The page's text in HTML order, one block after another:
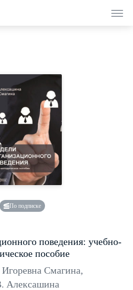
По подписке
поведения: учебно-
пособие
Смагина,
Алексашина